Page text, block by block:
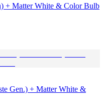
+ Matter White & Color Bulb
Gen.) + Matter White &